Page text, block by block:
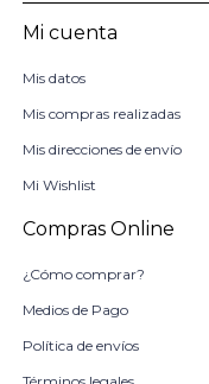
Mi cuenta
Mis datos
Mis compras realizadas
Mis direcciones de envío
Mi Wishlist
Compras Online
¿Cómo comprar?
Medios de Pago
Política de envíos